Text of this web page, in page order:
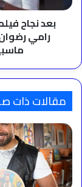
مع
الفيلم
«من
ماسبيرو»
ويؤكد:
نحارب
الفكر
بالفكر
بعد نجاح
رامي
مقالات ذات